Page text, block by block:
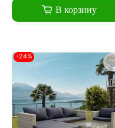
В корзину
-24%